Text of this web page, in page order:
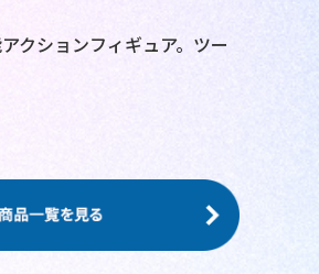
クションフィギュア。ツー